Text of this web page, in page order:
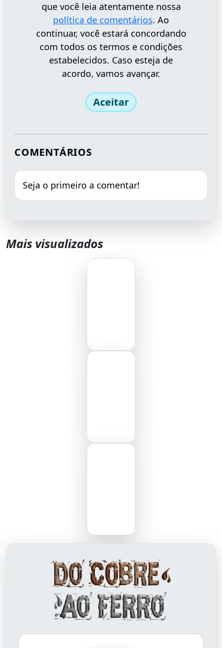
que você leia atentamente nossa
política de comentários. Ao
continuar, você estará concordando
com todos os termos e condições
estabelecidos. Caso esteja de
acordo, vamos avançar.
Aceitar
COMENTÁRIOS
Seja o primeiro a comentar!
Mais visualizados